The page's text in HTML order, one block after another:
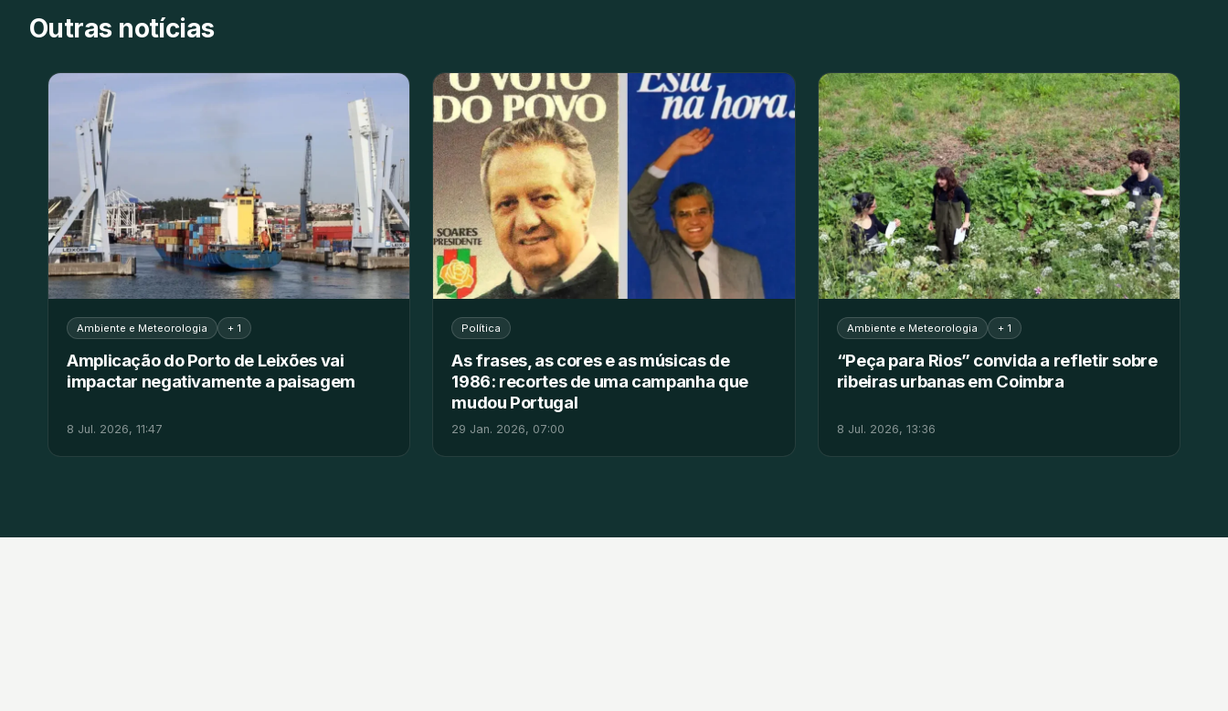
Outras notícias
Ambiente e Meteorologia + 1
Amplicação do Porto de Leixões vai
impactar negativamente a paisagem
8 Jul. 2026, 11:47
Política
As frases, as cores e as músicas de
1986: recortes de uma campanha que
mudou Portugal
29 Jan. 2026, 07:00
Ambiente e Meteorologia + 1
“Peça para Rios” convida a refletir sobre
ribeiras urbanas em Coimbra
8 Jul. 2026, 13:36